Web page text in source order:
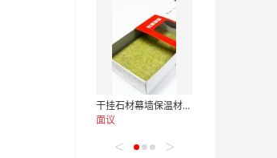
干挂石材幕墙保温材料 樱花岩棉
面议
< >